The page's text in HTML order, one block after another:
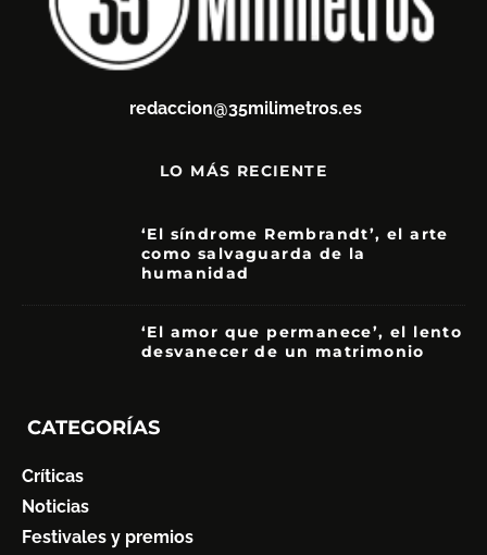
redaccion@35milimetros.es
LO MÁS RECIENTE
‘El síndrome Rembrandt’, el arte
como salvaguarda de la
humanidad
‘El amor que permanece’, el lento
desvanecer de un matrimonio
CATEGORÍAS
Críticas
Noticias
Festivales y premios